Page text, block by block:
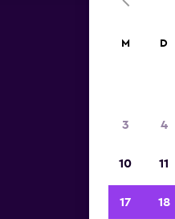
M D
3 4
10 11
17 18